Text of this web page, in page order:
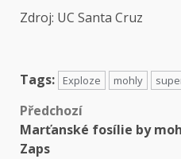
Zdroj: UC Santa Cruz
Tags: Exploze mohly
Předchozí
Marťanské fosílie by
Zaps